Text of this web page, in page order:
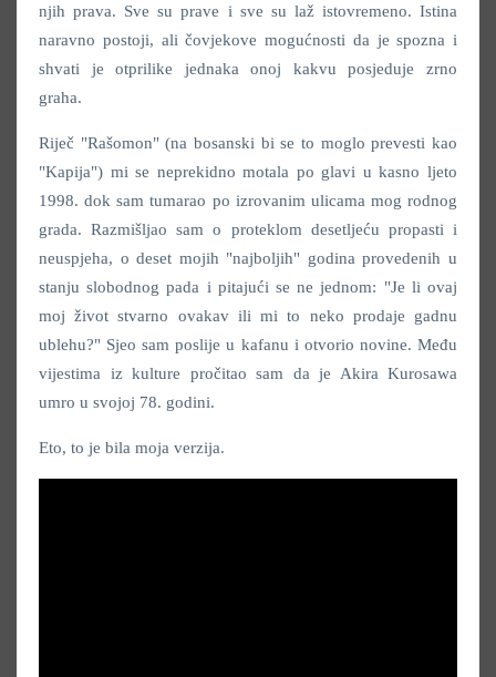
njih prava. Sve su prave i sve su laž istovremeno. Istina
naravno postoji, ali čovjekove mogućnosti da je spozna i
shvati je otprilike jednaka onoj kakvu posjeduje zrno
graha.
Riječ "Rašomon" (na bosanski bi se to moglo prevesti kao
"Kapija") mi se neprekidno motala po glavi u kasno ljeto
1998. dok sam tumarao po izrovanim ulicama mog rodnog
grada. Razmišljao sam o proteklom desetljeću propasti i
neuspjeha, o deset mojih "najboljih" godina provedenih u
stanju slobodnog pada i pitajući se ne jednom: "Je li ovaj
moj život stvarno ovakav ili mi to neko prodaje gadnu
ublehu?" Sjeo sam poslije u kafanu i otvorio novine. Među
vijestima iz kulture pročitao sam da je Akira Kurosawa
umro u svojoj 78. godini.
Eto, to je bila moja verzija.